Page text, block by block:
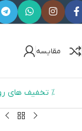
مقایسه
% تخفیف های